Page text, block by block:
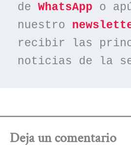
de WhatsApp o
nuestro
recibir las
noticias de la
Deja un comentario